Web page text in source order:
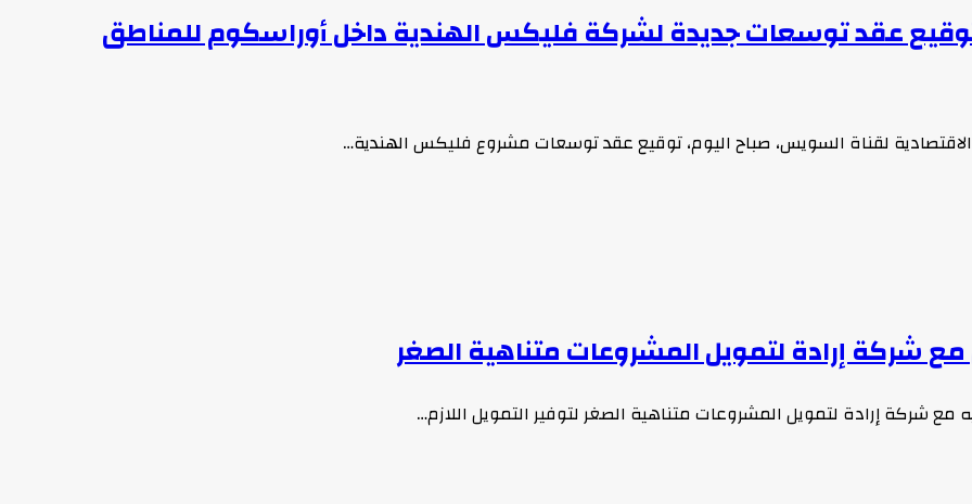
عقد توسعات جديدة لشركة فليكس الهندية داخل أوراسكوم للمناطق
لقناة السويس، صباح اليوم، توقيع عقد توسعات مشروع فليكس الهندية…
شركة إرادة لتمويل المشروعات متناهية الصغر